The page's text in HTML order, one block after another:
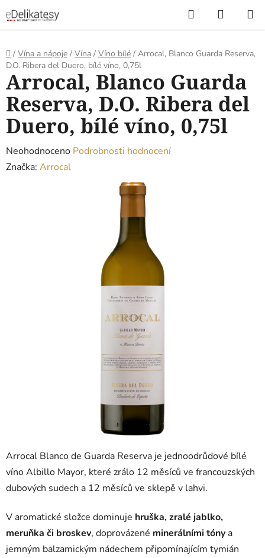
na
obsah
Hledat
KOŠÍK
Domů
/ Vína a nápoje / Vína / Víno bílé / Arrocal, Blanco Guarda Reserva,
D.O. Ribera del Duero, bílé víno, 0,75l
Arrocal Blanco de Guarda Reserva je jednoodrůdové bílé
víno Albillo Mayor, které zrálo 12 měsíců ve francouzských
dubových sudech a 12 měsíců ve sklepě v lahvi.
V aromatické složce dominuje hruška, zralé jablko,
meruňka či broskev, doprovázené minerálními tóny a
jemným balzamickým nádechem připomínajícím tymián
Arrocal, Blanco Guarda
Reserva, D.O. Ribera del
Duero, bílé víno, 0,75l
Průměrné
hodnocení
Neohodnoceno Podrobnosti hodnocení
Značka: Arrocal